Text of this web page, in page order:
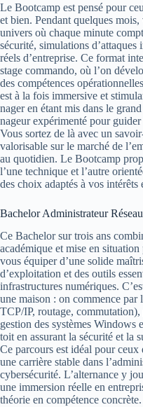
Le Bootcamp est pensé pour
et bien. Pendant quelques
univers où chaque minute
sécurité, simulations d’attaques
réels d’entreprise. Ce format
stage commando, où l’on
des compétences
est à la fois immersive et
nager en étant mis dans le
nageur expérimenté pour
Vous sortez de là avec un
valorisable sur le marché de
au quotidien. Le Bootcamp
l’une technique et l’autre
des choix adaptés à vos intérêts
Bachelor Administrateur
Ce Bachelor sur trois ans
académique et mise en
vous équiper d’une solide
d’exploitation et des outils
infrastructures numériques.
une maison : on commence par
TCP/IP, routage,
gestion des systèmes
toit en assurant la sécurité et la
Ce parcours est idéal pour ceux
une carrière stable dans
cybersécurité. L’alternance y
une immersion réelle en
théorie en compétence concrète.